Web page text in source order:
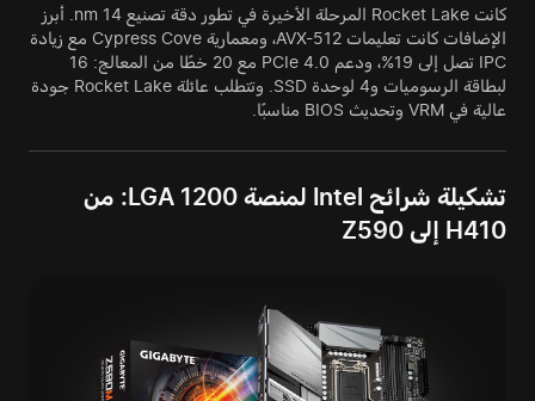
كانت Rocket Lake المرحلة الأخيرة في تطور دقة تصنيع 14 nm. أبرز
الإضافات كانت تعليمات AVX-512، ومعمارية Cypress Cove مع زيادة
IPC تصل إلى 19%، ودعم PCIe 4.0 مع 20 خطًا من المعالج: 16
لبطاقة الرسوميات و4 لوحدة SSD. وتتطلب عائلة Rocket Lake جودة
عالية في VRM وتحديث BIOS مناسبًا.
تشكيلة شرائح Intel لمنصة LGA 1200: من
H410 إلى Z590